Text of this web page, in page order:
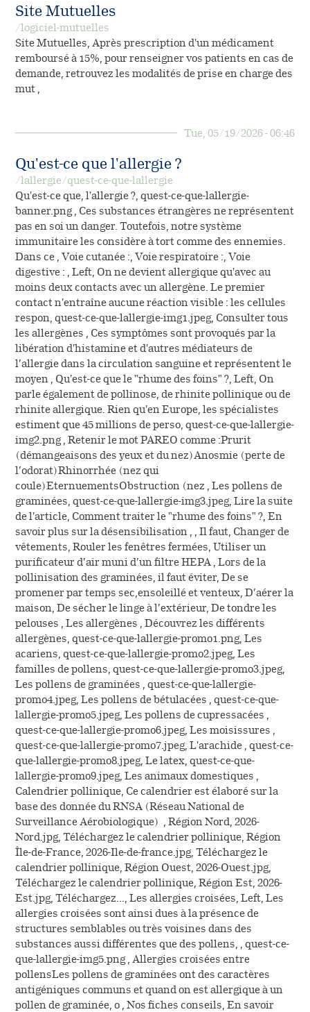
Site Mutuelles
/logiciel-mutuelles
Site Mutuelles, Après prescription d'un médicament
remboursé à 15%, pour renseigner vos patients en cas de
demande, retrouvez les modalités de prise en charge des
mut ,
Tue, 05/19/2026 - 06:46
Qu'est-ce que l'allergie ?
/lallergie/quest-ce-que-lallergie
Qu'est-ce que, l'allergie ?, quest-ce-que-lallergie-
banner.png , Ces substances étrangères ne représentent
pas en soi un danger. Toutefois, notre système
immunitaire les considère à tort comme des ennemies.
Dans ce , Voie cutanée :, Voie respiratoire :, Voie
digestive : , Left, On ne devient allergique qu'avec au
moins deux contacts avec un allergène. Le premier
contact n'entraîne aucune réaction visible : les cellules
respon, quest-ce-que-lallergie-img1.jpeg, Consulter tous
les allergènes , Ces symptômes sont provoqués par la
libération d'histamine et d'autres médiateurs de
l’allergie dans la circulation sanguine et représentent le
moyen , Qu'est-ce que le "rhume des foins" ?, Left, On
parle également de pollinose, de rhinite pollinique ou de
rhinite allergique. Rien qu'en Europe, les spécialistes
estiment que 45 millions de perso, quest-ce-que-lallergie-
img2.png , Retenir le mot PAREO comme :Prurit
(démangeaisons des yeux et du nez)Anosmie (perte de
l’odorat)Rhinorrhée (nez qui
coule)EternuementsObstruction (nez , Les pollens de
graminées, quest-ce-que-lallergie-img3.jpeg, Lire la suite
de l'article, Comment traiter le "rhume des foins" ?, En
savoir plus sur la désensibilisation , , Il faut, Changer de
vêtements, Rouler les fenêtres fermées, Utiliser un
purificateur d’air muni d’un filtre HEPA , Lors de la
pollinisation des graminées, il faut éviter, De se
promener par temps sec,ensoleillé et venteux, D’aérer la
maison, De sécher le linge à l’extérieur, De tondre les
pelouses , Les allergènes , Découvrez les différents
allergènes, quest-ce-que-lallergie-promo1.png, Les
acariens, quest-ce-que-lallergie-promo2.jpeg, Les
familles de pollens, quest-ce-que-lallergie-promo3.jpeg,
Les pollens de graminées , quest-ce-que-lallergie-
promo4.jpeg, Les pollens de bétulacées , quest-ce-que-
lallergie-promo5.jpeg, Les pollens de cupressacées ,
quest-ce-que-lallergie-promo6.jpeg, Les moisissures ,
quest-ce-que-lallergie-promo7.jpeg, L'arachide , quest-ce-
que-lallergie-promo8.jpeg, Le latex, quest-ce-que-
lallergie-promo9.jpeg, Les animaux domestiques ,
Calendrier pollinique, Ce calendrier est élaboré sur la
base des donnée du RNSA (Réseau National de
Surveillance Aérobiologique) , Région Nord, 2026-
Nord.jpg, Téléchargez le calendrier pollinique, Région
Île-de-France, 2026-Ile-de-france.jpg, Téléchargez le
calendrier pollinique, Région Ouest, 2026-Ouest.jpg,
Téléchargez le calendrier pollinique, Région Est, 2026-
Est.jpg, Téléchargez…, Les allergies croisées, Left, Les
allergies croisées sont ainsi dues à la présence de
structures semblables ou très voisines dans des
substances aussi différentes que des pollens, , quest-ce-
que-lallergie-img5.png , Allergies croisées entre
pollensLes pollens de graminées ont des caractères
antigéniques communs et quand on est allergique à un
pollen de graminée, o , Nos fiches conseils, En savoir